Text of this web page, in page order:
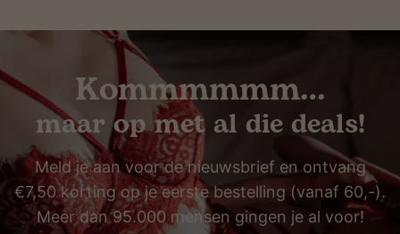
Kommmmmm…
maar op met al die deals!
Meld je aan voor de nieuwsbrief en ontvang
€7,50 korting op je eerste bestelling (vanaf 60,-).
Meer dan 95.000 mensen gingen je al voor!